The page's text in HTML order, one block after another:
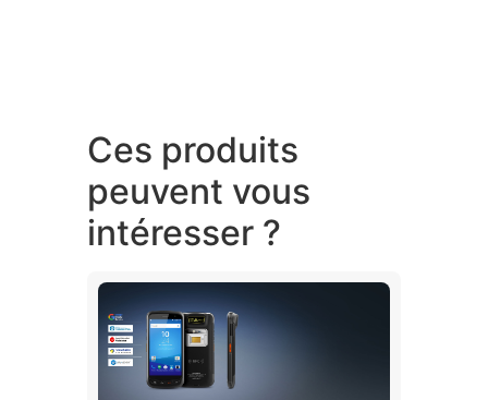
Ces produits
peuvent vous
intéresser ?